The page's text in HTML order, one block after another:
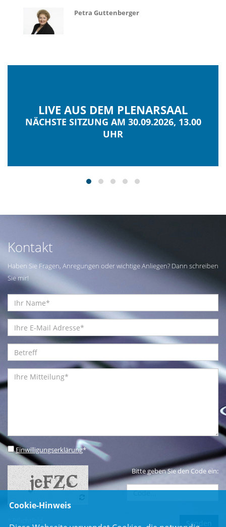
Petra Guttenberger
LIVE AUS DEM PLENARSAAL
NÄCHSTE SITZUNG AM 30.09.2026, 13.00
UHR
Kontakt
Haben Sie Fragen, Anregungen oder wichtige Anliegen? Dann schreiben
Sie mir!
Einwilligungserklärung*
Bitte geben Sie den Code ein:
Cookie-Hinweis